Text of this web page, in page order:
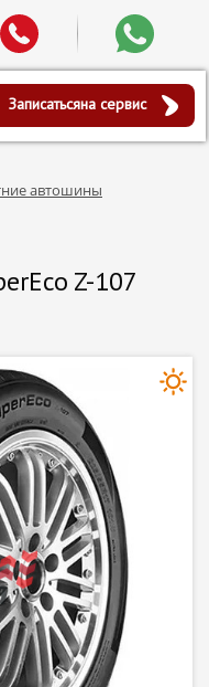
Записатьсяна сервис
автошины
Z-107